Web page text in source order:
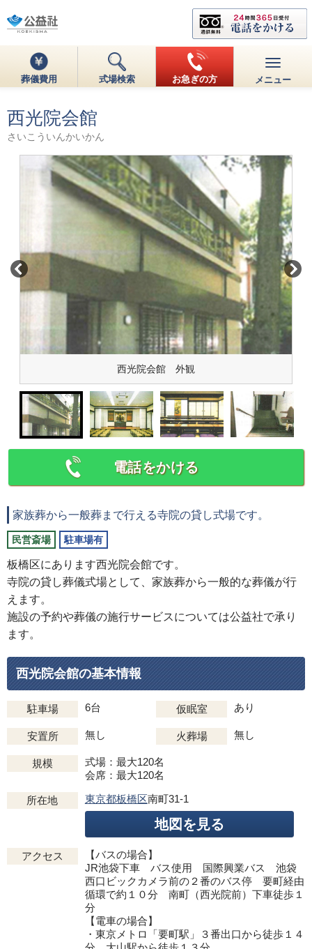
葬儀費用 式場検索 お急ぎの方 メニュー
西光院会館
さいこういんかいかん
西光院会館 外観
電話をかける
家族葬から一般葬まで行える寺院の貸し式場です。
民営斎場 駐車場有
板橋区にあります西光院会館です。
寺院の貸し葬儀式場として、家族葬から一般的な葬儀が行
えます。
施設の予約や葬儀の施行サービスについては公益社で承り
ます。
西光院会館の基本情報
駐車場 6台 仮眠室 あり
安置所 無し 火葬場 無し
規模
式場：最大120名
会席：最大120名
所在地 東京都板橋区南町31-1
地図を見る
アクセス
【バスの場合】
JR池袋下車 バス使用 国際興業バス 池袋
西口ビックカメラ前の２番のバス停 要町経由
循環で約１０分 南町（西光院前）下車徒歩１
分
【電車の場合】
・東京メトロ「要町駅」３番出口から徒歩１４